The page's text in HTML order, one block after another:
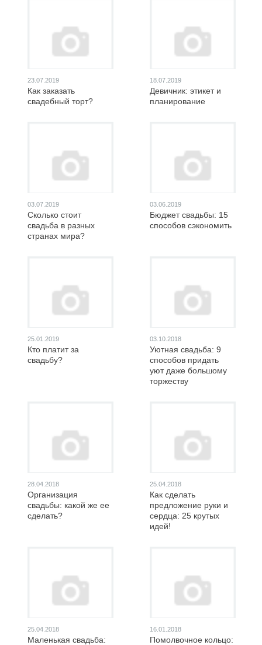
23.07.2019
Как заказать
свадебный торт?
18.07.2019
Девичник: этикет и
планирование
03.07.2019
Сколько стоит
свадьба в разных
странах мира?
03.06.2019
Бюджет свадьбы: 15
способов сэкономить
25.01.2019
Кто платит за
свадьбу?
03.10.2018
Уютная свадьба: 9
способов придать
уют даже большому
торжеству
28.04.2018
Организация
свадьбы: какой же ее
сделать?
25.04.2018
Как сделать
предложение руки и
сердца: 25 крутых
идей!
25.04.2018
Маленькая свадьба:
16.01.2018
Помолвочное кольцо: